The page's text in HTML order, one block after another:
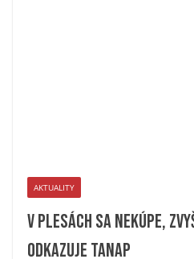
AKTUALITY
V plesách sa nekúpe,
odkazuje TANAP